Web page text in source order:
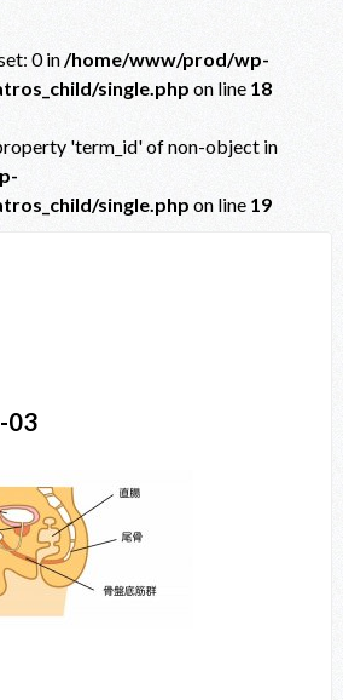
0 in/home/www/prod/wp-
single.php on line 18
'term_id' of non-object in
single.php on line 19
03